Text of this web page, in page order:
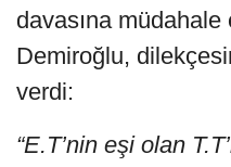
davasına
Demiroğlu,
verdi:
“E.T’nin eşi olan